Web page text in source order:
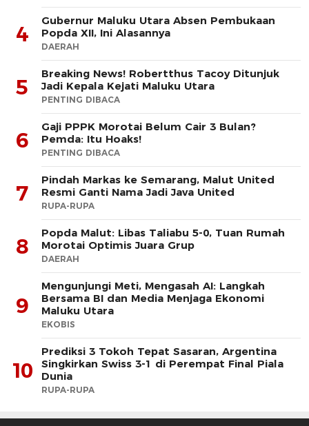
4
Gubernur Maluku Utara Absen Pembukaan
Popda XII, Ini Alasannya
DAERAH
5
Breaking News! Robertthus Tacoy Ditunjuk
Jadi Kepala Kejati Maluku Utara
PENTING DIBACA
6
Gaji PPPK Morotai Belum Cair 3 Bulan?
Pemda: Itu Hoaks!
PENTING DIBACA
7
Pindah Markas ke Semarang, Malut United
Resmi Ganti Nama Jadi Java United
RUPA-RUPA
8
Popda Malut: Libas Taliabu 5-0, Tuan Rumah
Morotai Optimis Juara Grup
DAERAH
9
Mengunjungi Meti, Mengasah AI: Langkah
Bersama BI dan Media Menjaga Ekonomi
Maluku Utara
EKOBIS
10
Prediksi 3 Tokoh Tepat Sasaran, Argentina
Singkirkan Swiss 3-1 di Perempat Final Piala
Dunia
RUPA-RUPA